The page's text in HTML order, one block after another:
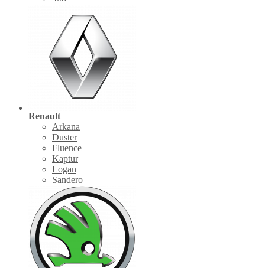
Renault
Arkana
Duster
Fluence
Kaptur
Logan
Sandero